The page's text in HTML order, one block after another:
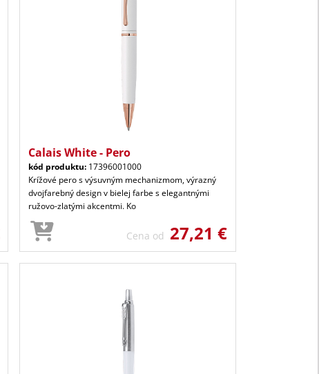
Calais White - Pero
kód produktu: 17396001000
Krížové pero s výsuvným mechanizmom, výrazný
dvojfarebný design v bielej farbe s elegantnými
ružovo-zlatými akcentmi. Ko
Cena od 27,21 €